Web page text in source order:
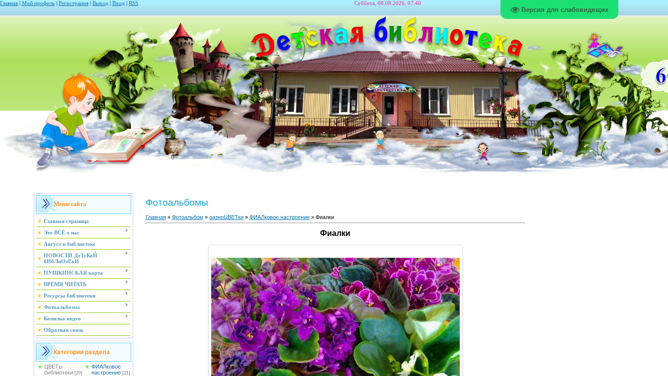
Версия для слабовидящих
Главная Мой профиль Регистрация Выход Вход RSS Суббота, 08.08.2026, 07:40
Меню сайта
Главная страница
Это ВСЁ о нас
Август в библиотеке
НОВОСТИ ДеТсКоЙ
бИбЛиОтЕкИ
ПУШКИНСКАЯ карта
ВРЕМЯ ЧИТАТЬ
Ресурсы библиотеки
Фотоальбомы
Копилка видео
Обратная связь
Категории раздела
ЦВЕТы
библиотеки [20]
ФИАЛковое
настроение [21]
Фотоальбомы
Главная» Фотоальбом » разноЦВЕТки» ФИАЛковое настроение» Фиалки
Фиалки